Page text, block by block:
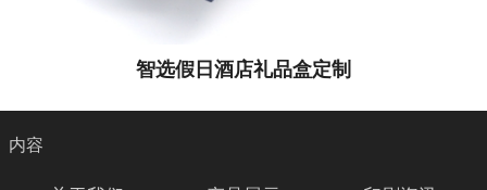
智选假日酒店礼品盒定制
内容